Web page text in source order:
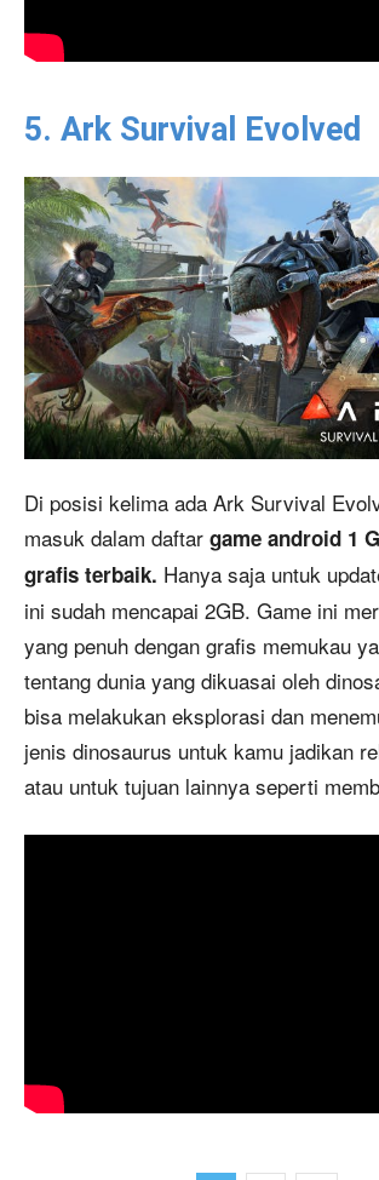
5. Ark Survival Evolved
Di posisi kelima ada Ark Survival
masuk dalam daftar game android 1
grafis terbaik. Hanya saja untuk
ini sudah mencapai 2GB. Game ini
yang penuh dengan grafis memukau
tentang dunia yang dikuasai oleh
bisa melakukan eksplorasi dan
jenis dinosaurus untuk kamu jadikan
atau untuk tujuan lainnya seperti